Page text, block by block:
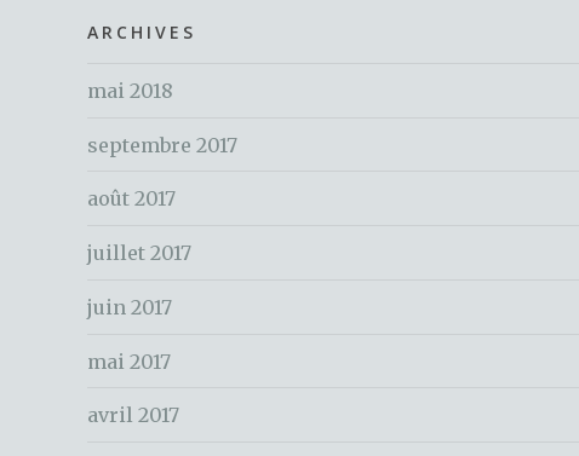
o
o
k
h
r
e
:
ARCHIVES
mai 2018
septembre 2017
août 2017
juillet 2017
juin 2017
mai 2017
avril 2017